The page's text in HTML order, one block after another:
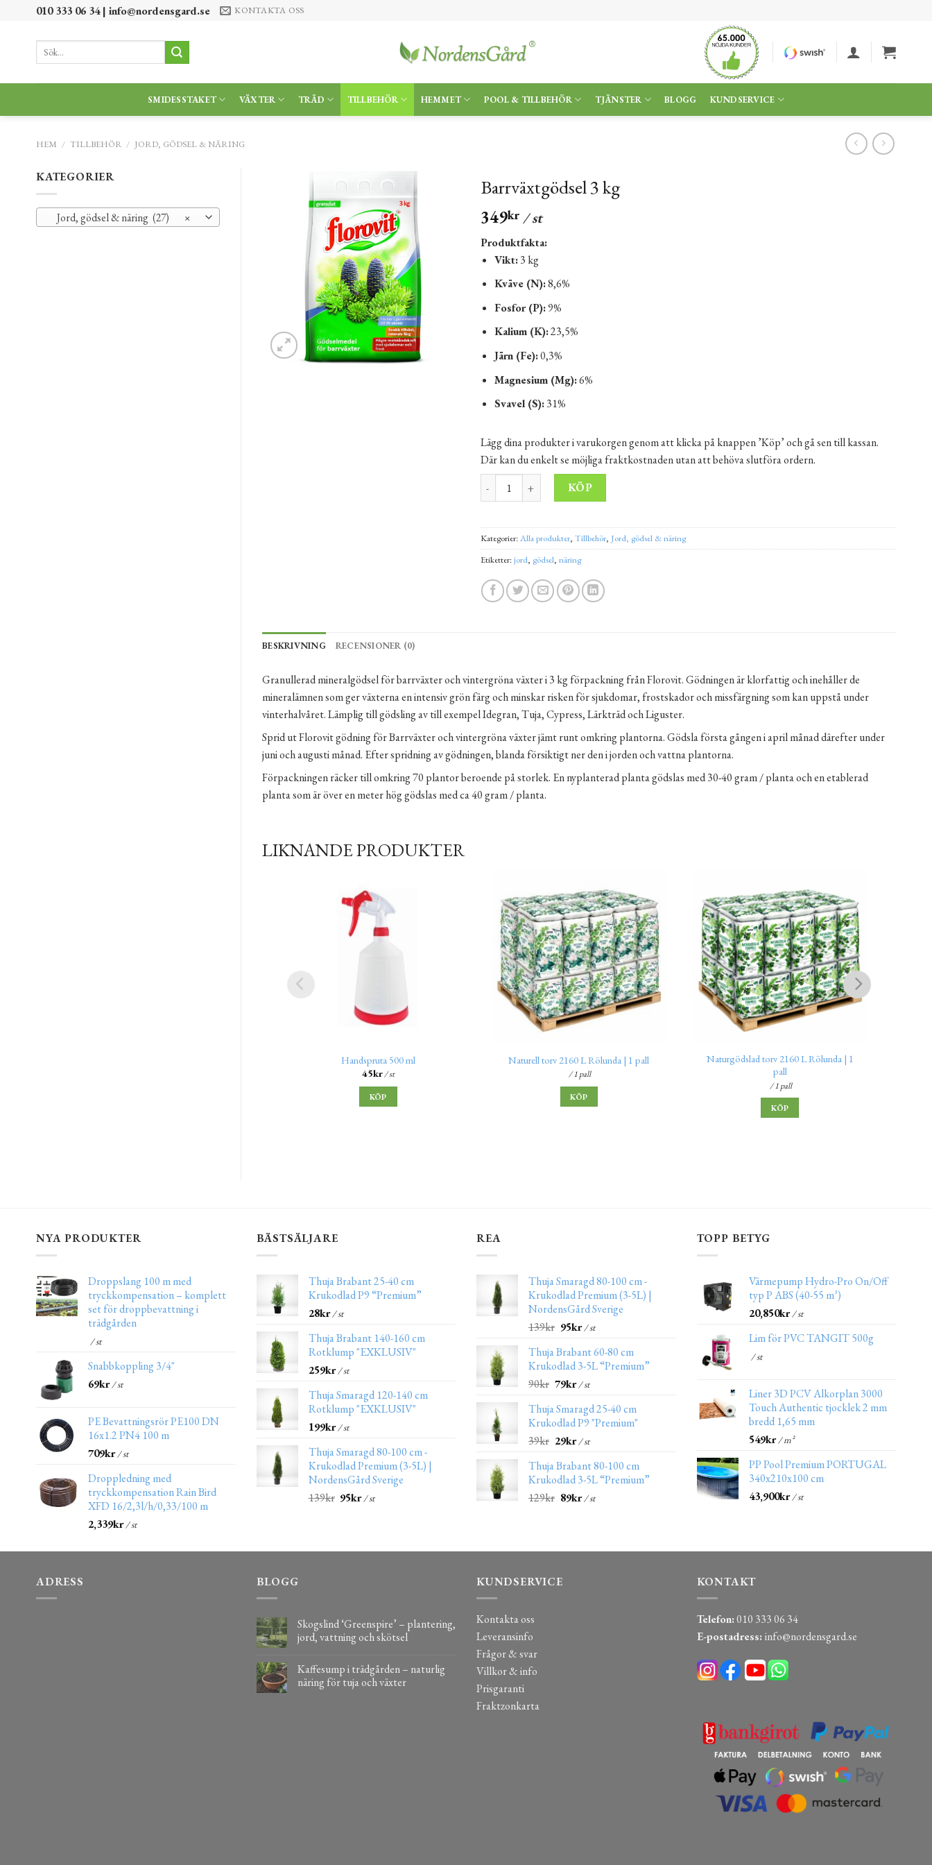
010 333 06 34 | info@nordensgard.se KONTAKTA OSS
efter:
SMIDESSTAKET VÄXTER TRÄD TILLBEHÖR HEMMET POOL & TILLBEHÖR TJÄNSTER BLOGG KUNDSERVICE
HEM / TILLBEHÖR / JORD, GÖDSEL & NÄRING
KATEGORIER
×
Jord, gödsel & näring (27)
Barrväxtgödsel 3 kg
349kr/ st
Produktfakta:
Vikt:3 kg
Kväve (N):8,6%
Fosfor (P):9%
Kalium (K):23,5%
Järn (Fe):0,3%
Magnesium (Mg):6%
Svavel (S):31%
Lägg dina produkter i varukorgen genom att klicka på knappen ’Köp’ och gå sen till kassan.
Där kan du enkelt se möjliga fraktkostnaden utan att behöva slutföra ordern.
Barrväxtgödsel 3 kg mängd
KÖP
Kategorier:Alla produkter, Tillbehör, Jord, gödsel & näring
Etiketter:jord, gödsel, näring
BESKRIVNING RECENSIONER (0)
Granullerad mineralgödsel för barrväxter och vintergröna växter i 3 kg förpackning från Florovit. Gödningen är klorfattig och inehåller de
mineralämnen som ger växterna en intensiv grön färg och minskar risken för sjukdomar, frostskador och missfärgning som kan uppstå under
vinterhalvåret. Lämplig till gödsling av till exempel Idegran, Tuja, Cypress, Lärkträd och Liguster.
Sprid ut Florovit gödning för Barrväxter och vintergröna växter jämt runt omkring plantorna. Gödsla första gången i april månad därefter under
juni och augusti månad. Efter spridning av gödningen, blanda försiktigt ner den i jorden och vattna plantorna.
Förpackningen räcker till omkring 70 plantor beroende på storlek. En nyplanterad planta gödslas med 30-40 gram / planta och en etablerad
planta som är över en meter hög gödslas med ca 40 gram / planta.
LIKNANDE PRODUKTER
Handspruta 500 ml
45kr/ st
KÖP
Naturell torv 2160 L Rölunda | 1 pall
/ 1 pall
KÖP
Naturgödslad torv 2160 L Rölunda | 1
pall
/ 1 pall
KÖP
NYA PRODUKTER
Droppslang 100 m med
tryckkompensation – komplett
set för droppbevattning i
trädgården
/ st
Snabbkoppling 3/4"
69kr/ st
PE Bevattningsrör PE100 DN
16x1.2 PN4 100 m
709kr/ st
Droppledning med
tryckkompensation Rain Bird
XFD 16/2,3l/h/0,33/100 m
2,339kr/ st
BÄSTSÄLJARE
Thuja Brabant 25-40 cm
Krukodlad P9 “Premium”
28kr/ st
Thuja Brabant 140-160 cm
Rotklump "EXKLUSIV"
259kr/ st
Thuja Smaragd 120-140 cm
Rotklump "EXKLUSIV"
199kr/ st
Thuja Smaragd 80-100 cm -
Krukodlad Premium (3-5L) |
NordensGård Sverige
139kr 95kr/ st
REA
Thuja Smaragd 80-100 cm -
Krukodlad Premium (3-5L) |
NordensGård Sverige
139kr 95kr/ st
Thuja Brabant 60-80 cm
Krukodlad 3-5L “Premium”
90kr 79kr/ st
Thuja Smaragd 25-40 cm
Krukodlad P9 "Premium"
39kr 29kr/ st
Thuja Brabant 80-100 cm
Krukodlad 3-5L “Premium”
129kr 89kr/ st
TOPP BETYG
Värmepump Hydro-Pro On/Off
typ P ABS (40-55 m³)
20,850kr/ st
Lim för PVC TANGIT 500g
/ st
Liner 3D PCV Alkorplan 3000
Touch Authentic tjocklek 2 mm
bredd 1,65 mm
549kr/ m²
PP Pool Premium PORTUGAL
340x210x100 cm
43,900kr/ st
ADRESS BLOGG
Skogslind ‘Greenspire’ – plantering,
jord, vattning och skötsel
Kaffesump i trädgården – naturlig
näring för tuja och växter
KUNDSERVICE
Kontakta oss
Leveransinfo
Frågor & svar
Villkor & info
Prisgaranti
Fraktzonkarta
KONTAKT
Telefon:010 333 06 34
E-postadress: info@nordensgard.se